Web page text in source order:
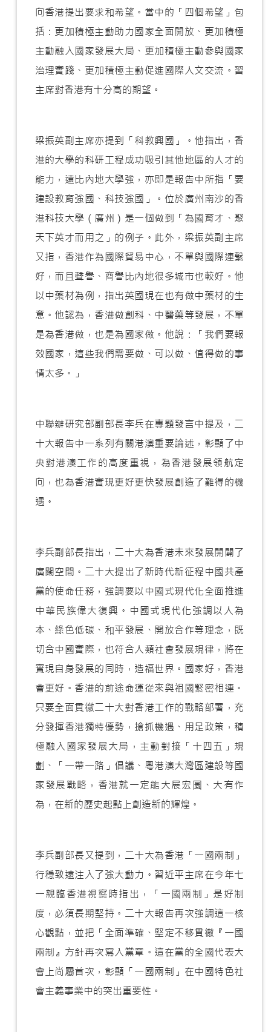
向香港提出要求和希望。當中的「四個希望」包
括：更加積極主動助力國家全面開放、更加積極
主動融入國家發展大局、更加積極主動參與國家
治理實踐、更加積極主動促進國際人文交流。習
主席對香港有十分高的期望。
梁振英副主席亦提到「科教興國」。他指出，香
港的大學的科研工程成功吸引其他地區的人才的
能力，遠比內地大學強，亦即是報告中所指「要
建設教育強國、科技強國」。位於廣州南沙的香
港科技大學（廣州）是一個做到「為國育才、聚
天下英才而用之」的例子。此外，梁振英副主席
又指，香港作為國際貿易中心，不單與國際連繫
好，而且聲譽、商譽比內地很多城市也較好。他
以中藥材為例，指出英國現在也有做中藥材的生
意。他認為，香港做創科、中醫藥等發展，不單
是為香港做，也是為國家做。他說：「我們要報
效國家，這些我們需要做、可以做、值得做的事
情太多。」
中聯辦研究部副部長李兵在專題發言中提及，二
十大報告中一系列有關港澳重要論述，彰顯了中
央對港澳工作的高度重視，為香港發展領航定
向，也為香港實現更好更快發展創造了難得的機
遇。
李兵副部長指出，二十大為香港未來發展開闢了
廣闊空間。二十大提出了新時代新征程中國共產
黨的使命任務，強調要以中國式現代化全面推進
中華民族偉大復興。中國式現代化強調以人為
本、綠色低碳、和平發展、開放合作等理念，既
切合中國實際，也符合人類社會發展規律，將在
實現自身發展的同時，造福世界。國家好，香港
會更好。香港的前途命運從來與祖國緊密相連。
只要全面貫徹二十大對香港工作的戰略部署，充
分發揮香港獨特優勢，搶抓機遇、用足政策，積
極融入國家發展大局，主動對接「十四五」規
劃、「一帶一路」倡議、粵港澳大灣區建設等國
家發展戰略，香港就一定能大展宏圖、大有作
為，在新的歷史起點上創造新的輝煌。
李兵副部長又提到，二十大為香港「一國兩制」
行穩致遠注入了強大動力。習近平主席在今年七
一親臨香港視察時指出，「一國兩制」是好制
度，必須長期堅持。二十大報告再次強調這一核
心觀點，並把「全面準確、堅定不移貫徹『一國
兩制』方針再次寫入黨章。這在黨的全國代表大
會上尚屬首次，彰顯「一國兩制」在中國特色社
會主義事業中的突出重要性。